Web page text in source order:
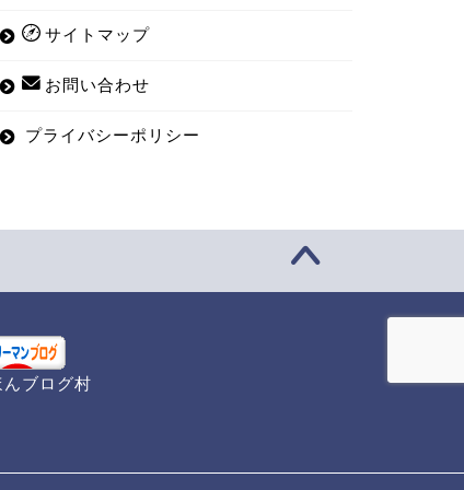
サイトマップ
お問い合わせ
プライバシーポリシー
んブログ村